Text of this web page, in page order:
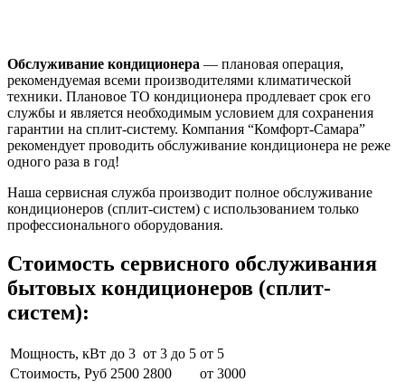
Обслуживание кондиционера — плановая операция,
рекомендуемая всеми производителями климатической
техники. Плановое ТО кондиционера продлевает срок его
службы и является необходимым условием для сохранения
гарантии на сплит-систему. Компания “Комфорт-Самара”
рекомендует проводить обслуживание кондиционера не реже
одного раза в год!
Наша сервисная служба производит полное обслуживание
кондиционеров (сплит-систем) с использованием только
профессионального оборудования.
Стоимость сервисного обслуживания
бытовых кондиционеров (сплит-
систем):
Мощность, кВт до 3 от 3 до 5 от 5
Стоимость, Руб 2500 2800 от 3000